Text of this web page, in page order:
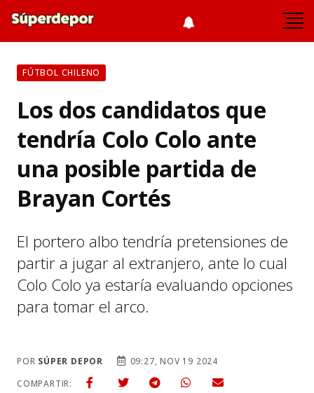
FÚTBOL CHILENO
Los dos candidatos que
tendría Colo Colo ante
una posible partida de
Brayan Cortés
El portero albo tendría pretensiones de
partir a jugar al extranjero, ante lo cual
Colo Colo ya estaría evaluando opciones
para tomar el arco.
POR SÚPER DEPOR
09:27, NOV 19 2024
COMPARTIR: